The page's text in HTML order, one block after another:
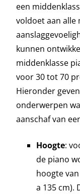
een
voldoet aan alle
kunnen
middenklasse
voor 30 tot 70
Hieronder
onderwerpen
aanschaf van
Hoogte:
de piano
hoogte
a 135 cm).